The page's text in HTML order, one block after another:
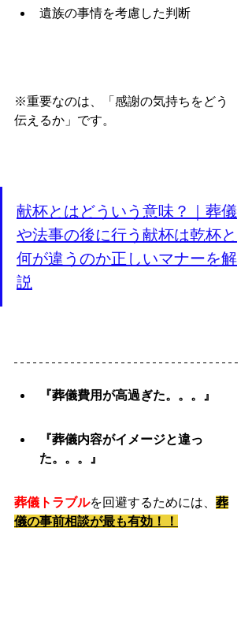
遺族の事情を考慮した判断
※重要なのは、「感謝の気持ちをどう
伝えるか」です。
献杯とはどういう意味？｜葬儀
や法事の後に行う献杯は乾杯と
何が違うのか正しいマナーを解
説
『葬儀費用が高過ぎた。。。』
『葬儀内容がイメージと違っ
た。。。』
葬儀トラブルを回避するためには、 葬
儀の事前相談が最も有効！！